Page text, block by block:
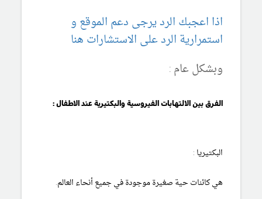
اذا اعجبك الرد يرجى دعم الموقع و
استمرارية الرد على الاستشارات هنا
وبشكل عام :
الفرق بين الالتهابات الفيروسية والبكتيرية عند الاطفال :
البكتيريا :
هي كائنات حية صغيرة موجودة في جميع أنحاء العالم.